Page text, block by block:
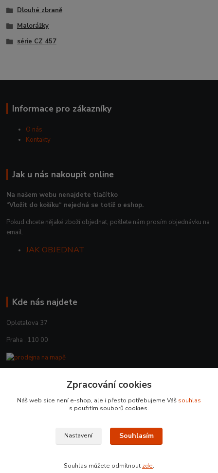
Dlouhé zbraně
Malorážky
série CZ 457
Informace pro zákazníky
O nás
Kontakty
Jak u nás nakoupit online
Na našem webu nenajdete tlačítko
“Vložit do košíku“ nejedná se totiž o eshop.
Pokud chcete nějaké zboží objednat, pošlete nám prosím objednávku na
email.
JAK OBJEDNAT
Kde nás najdete
Opletalova 37
Praha , 110 00
+420 225 375 800
Zpracování cookies
Náš web sice není e-shop, ale i přesto potřebujeme Váš souhlas
s použitím souborů cookies.
Nastavení Souhlasím
Souhlas můžete odmítnout zde.